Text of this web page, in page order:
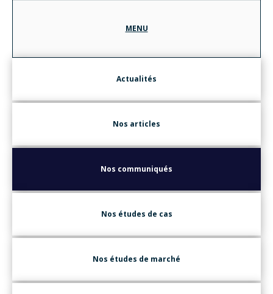
MENU
Actualités
Nos articles
Nos communiqués
Nos études de cas
Nos études de marché